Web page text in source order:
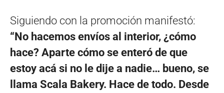
Siguiendo con la promoción manifestó:
“No hacemos envíos al interior, ¿cómo
hace? Aparte cómo se enteró de que
estoy acá si no le dije a nadie… bueno, se
llama Scala Bakery. Hace de todo. Desde